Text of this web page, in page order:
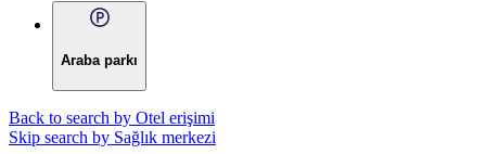
Araba parkı
Back to search by Otel erişimi
Skip search by Sağlık merkezi